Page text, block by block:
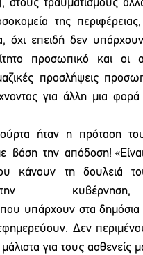
στους τραυματισμούς
της περιφέρειας,
όχι  επειδή  δεν
προσωπικό  και  οι
προσλήψεις
για  άλλη  μια
ήταν  η  πρόταση
βάση  την  απόδοση!
κάνουν τη δουλειά
την
που υπάρχουν στα
Δεν
για τους ασθενείς